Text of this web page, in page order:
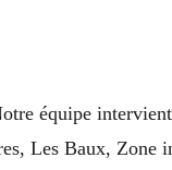
équipe
Les Baux, Zone